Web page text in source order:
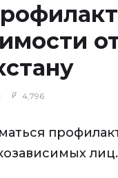
4,796
лиц.